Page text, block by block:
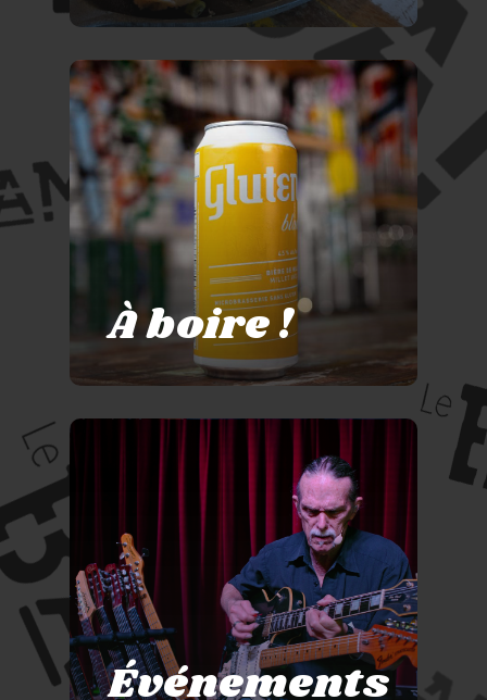
À boire !
Événements